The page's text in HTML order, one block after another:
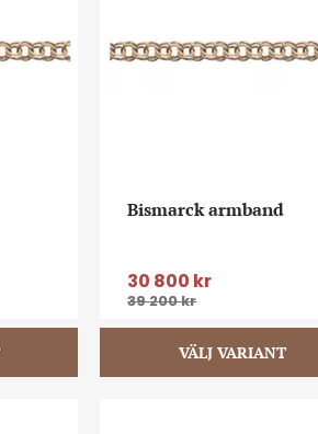
Bismarck armband
30 800 kr
39 200kr